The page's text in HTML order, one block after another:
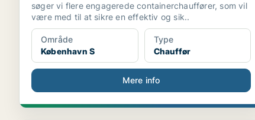
søger vi flere engagerede containerchauffører, som vil
være med til at sikre en effektiv og sik..
Område
København S
Type
Chauffør
Mere info